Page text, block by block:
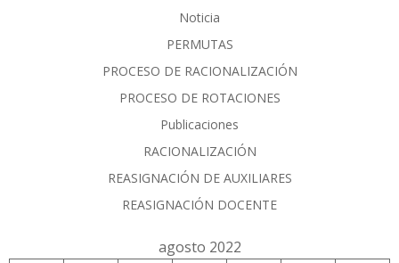
Noticia
PERMUTAS
PROCESO DE RACIONALIZACIÓN
PROCESO DE ROTACIONES
Publicaciones
RACIONALIZACIÓN
REASIGNACIÓN DE AUXILIARES
REASIGNACIÓN DOCENTE
agosto 2022